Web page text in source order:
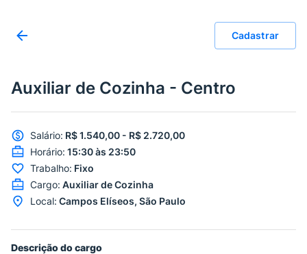
Cadastrar
Auxiliar de Cozinha - Centro
Salário: R$ 1.540,00 - R$ 2.720,00
Horário: 15:30 às 23:50
Trabalho: Fixo
Cargo: Auxiliar de Cozinha
Local: Campos Elíseos, São Paulo
Descrição do cargo